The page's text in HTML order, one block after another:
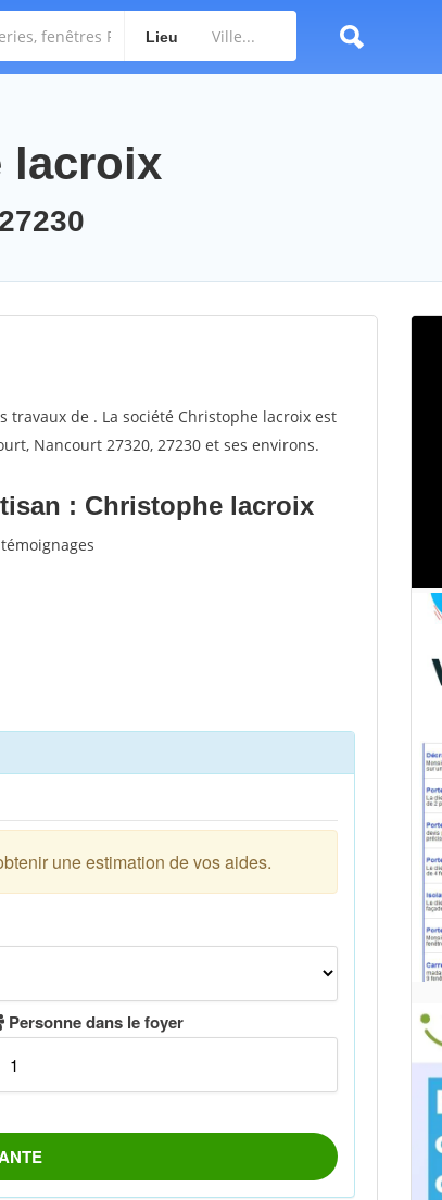
Lieu
lacroix
de . La société Christophe lacroix est
Nancourt 27320, 27230 et ses environs.
: Christophe lacroix